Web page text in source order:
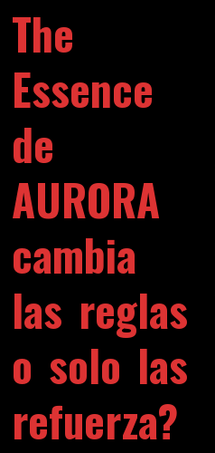
The
Essence
de
AURORA
cambia
las reglas
o solo las
refuerza?